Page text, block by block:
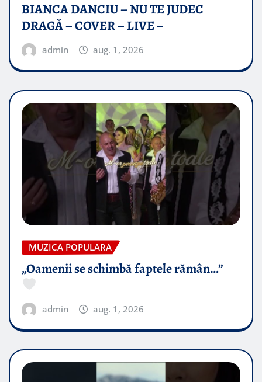
BIANCA DANCIU – NU TE JUDEC
DRAGĂ – COVER – LIVE –
admin aug. 1, 2026
MUZICA POPULARA
„Oamenii se schimbă faptele rămân…”
admin aug. 1, 2026